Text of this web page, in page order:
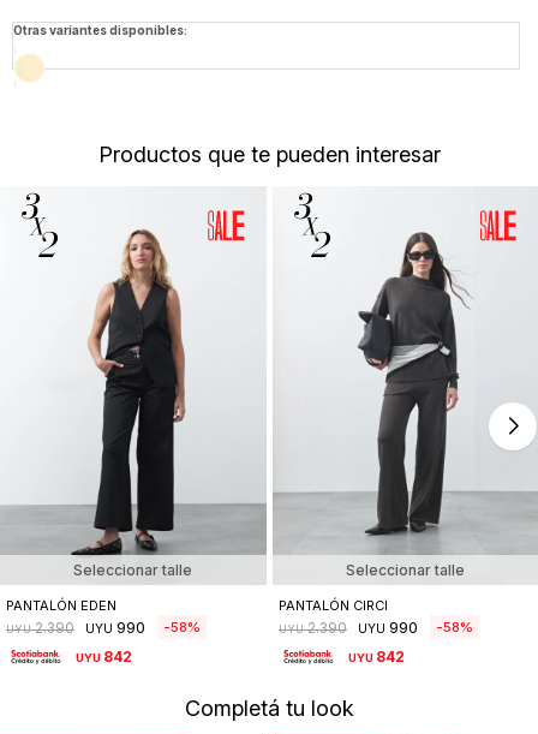
Otras variantes disponibles:
Productos que te pueden interesar
Seleccionar talle
PANTALÓN EDEN
UYU 2.390 UYU 990 58
UYU 842
Seleccionar talle
PANTALÓN CIRCI
UYU 2.390 UYU 990 58
UYU 842
Completá tu look